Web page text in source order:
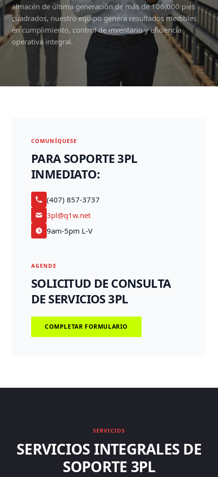
almacén de última generación de más de 106,000 pies
cuadrados, nuestro equipo genera resultados medibles
en cumplimiento, control de inventario y eficiencia
operativa integral.
COMUNÍQUESE
PARA SOPORTE 3PL
INMEDIATO:
(407) 857-3737
3pl@q1w.net
9am-5pm L-V
AGENDE
SOLICITUD DE CONSULTA
DE SERVICIOS 3PL
COMPLETAR FORMULARIO
SERVICIOS
SERVICIOS INTEGRALES DE
SOPORTE 3PL